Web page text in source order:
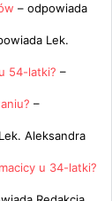
– odpowiada
Lek.
54-latki? –
–
Lek. Aleksandra
u 34-latki?